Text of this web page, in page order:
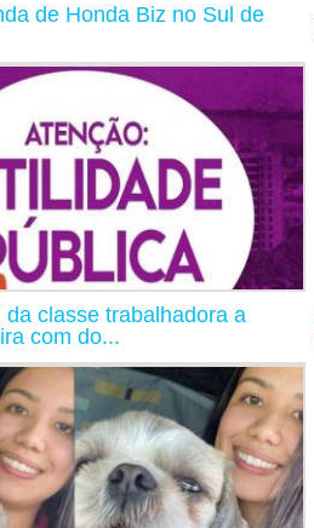
de Honda Biz no Sul de
classe trabalhadora a
com do...